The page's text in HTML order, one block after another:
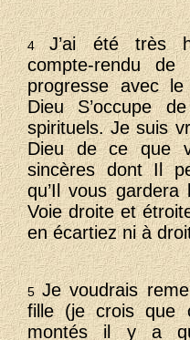
4J’ai été très
compte-rendu de
progresse avec
Dieu S’occupe
spirituels. Je suis
Dieu de ce que
sincères dont Il
qu’Il vous
Voie droite et
en écartiez ni à
5 Je voudrais
fille (je crois que
montés il y a